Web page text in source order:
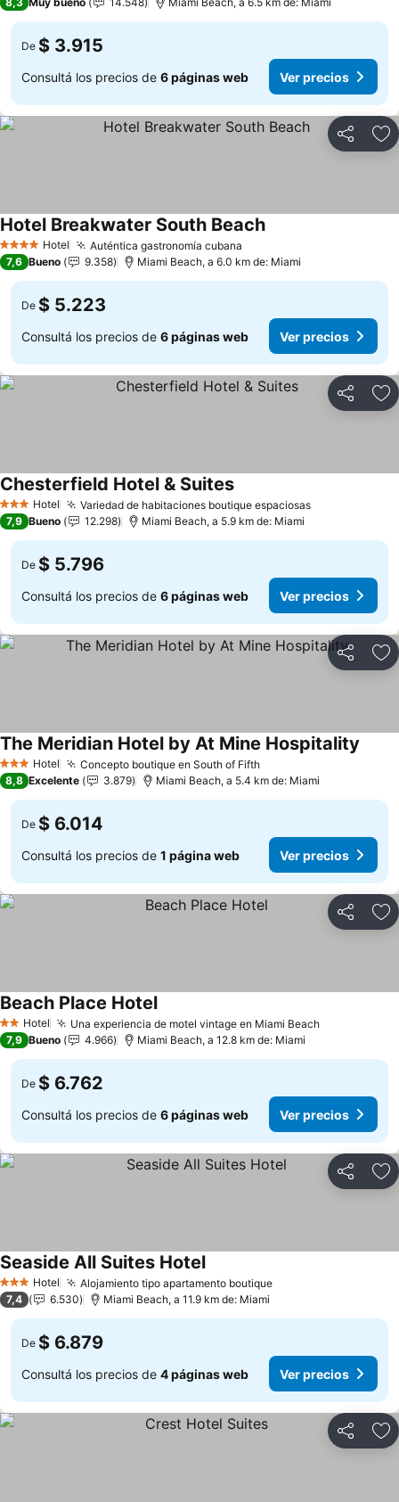
De $ 3.915
Consultá los precios de 6 páginas web Ver precios
Compartir
4 EstrellasHotel Auténtica gastronomía cubana
Hotel Breakwater South BeachVer precios
7,6 Bueno 9.358 Miami Beach, a 6.0 km de: Miami
De $ 5.223
Consultá los precios de 6 páginas web Ver precios
Compartir
3 Estrellas
Hotel Variedad de habitaciones boutique espaciosasVer precios
Chesterfield Hotel & SuitesVer precios
7,9 Bueno 12.298 Miami Beach, a 5.9 km de: Miami
De $ 5.796
Consultá los precios de 6 páginas web Ver precios
Compartir
3 Estrellas
Hotel Concepto boutique en South of FifthVer precios
The Meridian Hotel by At Mine Hospitality
8,8 Excelente 3.879 Miami Beach, a 5.4 km de: Miami
De $ 6.014
Consultá los precios de 1 página web Ver precios
Compartir
2 Estrellas
Hotel Una experiencia de motel vintage en Miami BeachVer precios
Beach Place HotelVer precios
7,9 Bueno 4.966 Miami Beach, a 12.8 km de: Miami
De $ 6.762
Consultá los precios de 6 páginas web Ver precios
Compartir
3 Estrellas
Hotel Alojamiento tipo apartamento boutiqueVer precios
Seaside All Suites HotelVer precios
7,4 6.530 Miami Beach, a 11.9 km de: Miami
De $ 6.879
Consultá los precios de 4 páginas web Ver precios
Compartir